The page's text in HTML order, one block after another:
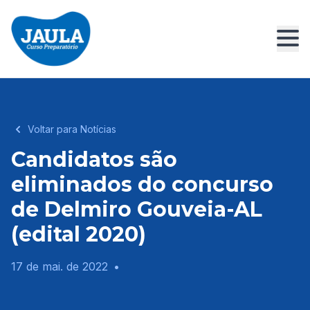
Voltar para Notícias
Candidatos são
eliminados do concurso
de Delmiro Gouveia-AL
(edital 2020)
17 de mai. de 2022 •